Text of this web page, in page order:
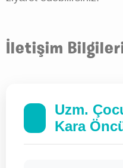
İletişim
Uzm.
Kara